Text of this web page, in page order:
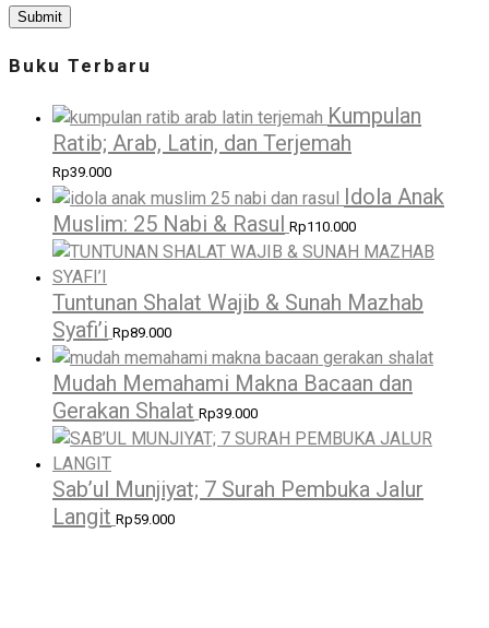
Buku Terbaru
Kumpulan
Ratib; Arab, Latin, dan Terjemah
Rp39.000
Idola Anak
Muslim: 25 Nabi & Rasul Rp110.000
Tuntunan Shalat Wajib & Sunah Mazhab
Syafi’i Rp89.000
Mudah Memahami Makna Bacaan dan
Gerakan Shalat Rp39.000
Sab’ul Munjiyat; 7 Surah Pembuka Jalur
Langit Rp59.000